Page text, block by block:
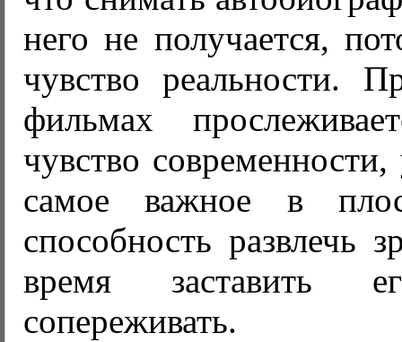
него не получается,
чувство реальности.
фильмах
чувство
самое важное в
способность развлечь
время заставить
сопереживать.